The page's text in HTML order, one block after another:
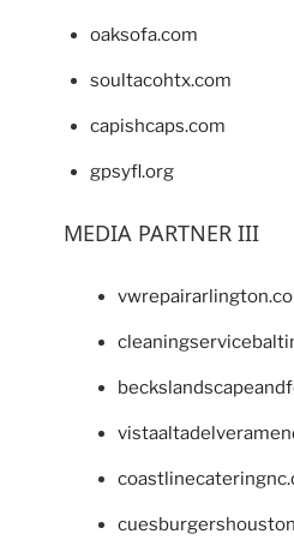
oaksofa.com
soultacohtx.com
capishcaps.com
gpsyfl.org
MEDIA PARTNER III